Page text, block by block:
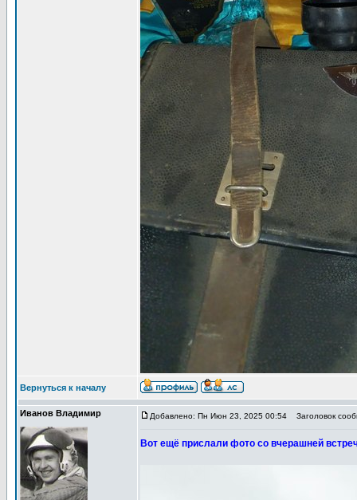
Вернуться к началу
Иванов Владимир Добавлено: Пн Июн 23, 2025 00:54 Заголовок
Вот ещё прислали фото со вчерашней